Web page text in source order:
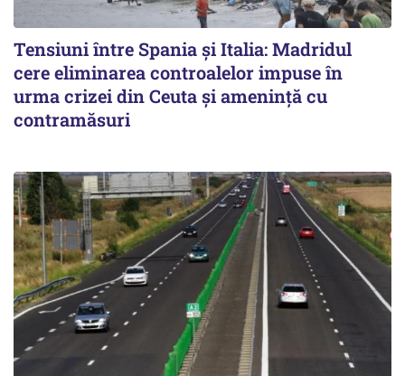
Tensiuni între Spania și Italia: Madridul
cere eliminarea controalelor impuse în
urma crizei din Ceuta și amenință cu
contramăsuri